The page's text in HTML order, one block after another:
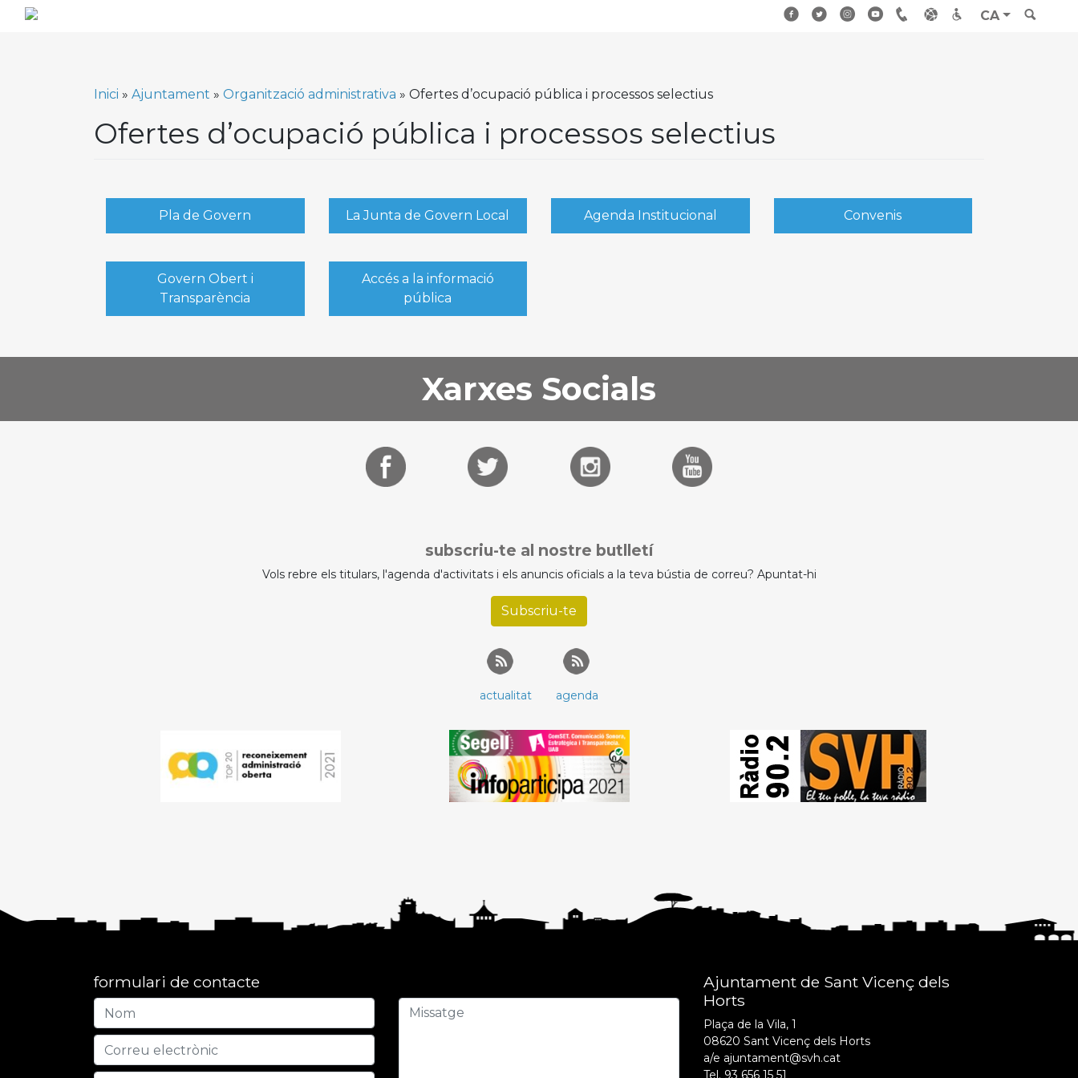
Skip
CA
Inici » Ajuntament » Organització administrativa » Ofertes d’ocupació pública i processos selectius
Ofertes d’ocupació pública i processos selectius
Pla de Govern La Junta de Govern Local Agenda Institucional Convenis
Govern Obert i
Transparència
Accés a la informació
pública
Xarxes Socials
subscriu-te al nostre butlletí
Vols rebre els titulars, l'agenda d'activitats i els anuncis oficials a la teva bústia de correu? Apuntat-hi
Subscriu-te
actualitat agenda
formulari de contacte
Ajuntament de Sant Vicenç dels
Horts
Plaça de la Vila, 1
08620 Sant Vicenç dels Horts
a/e ajuntament@svh.cat
Tel. 93 656 15 51